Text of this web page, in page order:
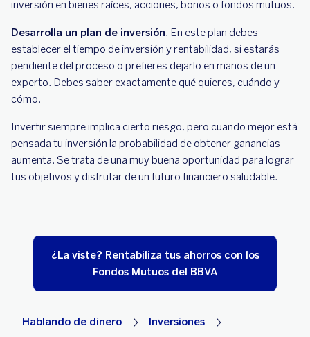
inversión en bienes raíces, acciones, bonos o fondos mutuos.
Desarrolla un plan de inversión. En este plan debes
establecer el tiempo de inversión y rentabilidad, si estarás
pendiente del proceso o prefieres dejarlo en manos de un
experto. Debes saber exactamente qué quieres, cuándo y
cómo.
Invertir siempre implica cierto riesgo, pero cuando mejor está
pensada tu inversión la probabilidad de obtener ganancias
aumenta. Se trata de una muy buena oportunidad para lograr
tus objetivos y disfrutar de un futuro financiero saludable.
¿La viste? Rentabiliza tus ahorros con los
Fondos Mutuos del BBVA
Hablando de dinero
Inversiones